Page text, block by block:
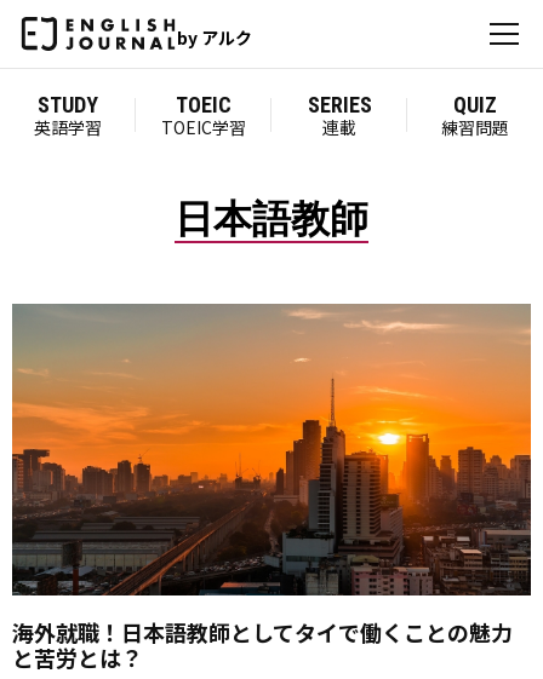
by アルク
STUDY
英語学習
TOEIC
TOEIC学習
SERIES
連載
QUIZ
練習問題
日本語教師
海外就職！日本語教師としてタイで働くことの魅力
と苦労とは？